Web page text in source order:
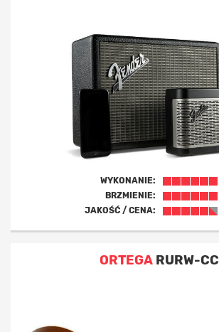
WYKONANIE:
BRZMIENIE:
JAKOŚĆ / CENA:
ORTEGA RURW-CC